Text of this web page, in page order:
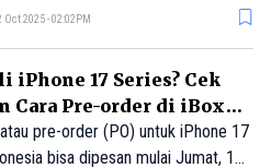
permintaan yang lebih
Oct 2025 - 02:02PM
iPhone 17 Series? Cek
Cara Pre-order di iBox
pre-order (PO) untuk iPhone 17
bisa dipesan mulai Jumat, 10